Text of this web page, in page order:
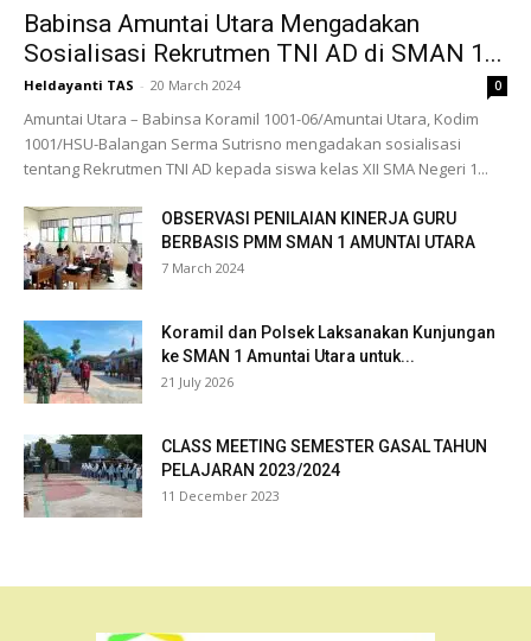
Babinsa Amuntai Utara Mengadakan
Sosialisasi Rekrutmen TNI AD di SMAN 1...
Heldayanti TAS - 20 March 2024 0
Amuntai Utara – Babinsa Koramil 1001-06/Amuntai Utara, Kodim
1001/HSU-Balangan Serma Sutrisno mengadakan sosialisasi
tentang Rekrutmen TNI AD kepada siswa kelas XII SMA Negeri 1...
OBSERVASI PENILAIAN KINERJA GURU
BERBASIS PMM SMAN 1 AMUNTAI UTARA
7 March 2024
Koramil dan Polsek Laksanakan Kunjungan
ke SMAN 1 Amuntai Utara untuk...
21 July 2026
CLASS MEETING SEMESTER GASAL TAHUN
PELAJARAN 2023/2024
11 December 2023